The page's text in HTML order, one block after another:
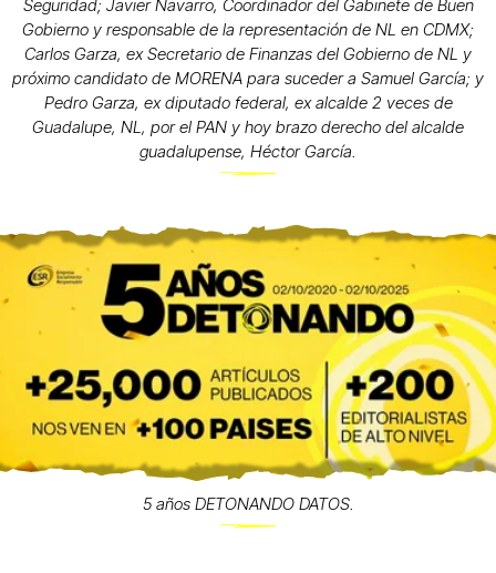
Seguridad; Javier Navarro, Coordinador del Gabinete de Buen
Gobierno y responsable de la representación de NL en CDMX;
Carlos Garza, ex Secretario de Finanzas del Gobierno de NL y
próximo candidato de MORENA para suceder a Samuel García; y
Pedro Garza, ex diputado federal, ex alcalde 2 veces de
Guadalupe, NL, por el PAN y hoy brazo derecho del alcalde
guadalupense, Héctor García.
5 años DETONANDO DATOS.